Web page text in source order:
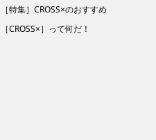
［特集］CROSS×のおすすめ
［CROSS×］って何だ！